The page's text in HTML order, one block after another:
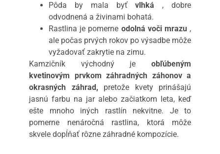
Pôda by mala byťvlhká , dobre
odvodnená a živinami bohatá.
Rastlina je pomerne odolná voči mrazu ,
ale počas prvých rokov po výsadbe môže
vyžadovať zakrytie na zimu.
Kamzičník východný je obľúbeným
kvetinovým prvkom záhradných záhonov a
okrasných záhrad, pretože kvety prinášajú
jasnú farbu na jar alebo začiatkom leta, keď
ešte mnoho iných rastlín nekvitne. Je to
pomerne nenáročná rastlina, ktorá môže
skvele dopĺňať rôzne záhradné kompozície.